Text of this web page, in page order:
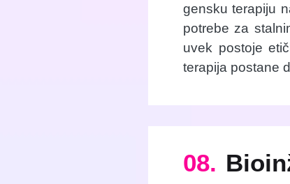
gensku terapiju
potrebe za
uvek postoje
terapija postane
08.